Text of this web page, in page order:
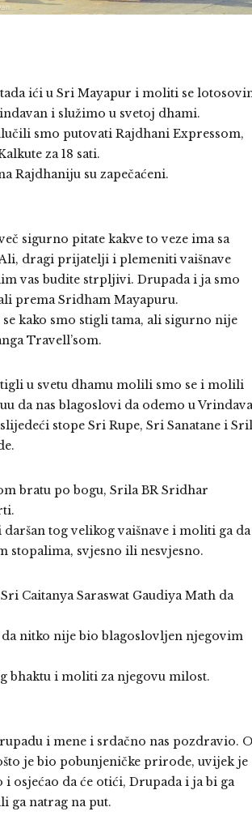
ići u Sri Mayapur i moliti se
i služimo u svetoj dhami.
smo putovati Rajdhani Expressom,
za 18 sati.
Rajdhaniju su zapečaćeni.
sigurno pitate kakve to veze ima sa
dragi prijatelji i plemeniti vaišnave
vas budite strpljivi. Drupada i ja smo
prema Sridham Mayapuru.
se kako smo stigli tama, ali sigurno nije
Travell’som.
u svetu dhamu molili smo se i molili
da nas blagoslovi da odemo u
stope Sri Rupe, Sri Sanatane i
bratu po bogu, Srila BR Sridhar
tog velikog vaišnave i moliti ga da
svjesno ili nesvjesno.
Caitanya Saraswat Gaudiya Math da
da nitko nije bio blagoslovljen njegovim
bhaktu i moliti za njegovu milost.
i mene i srdačno nas pozdravio.
je bio pobunjeničke prirode, uvijek je
osjećao da će otići, Drupada i ja bi ga
ga natrag na put.